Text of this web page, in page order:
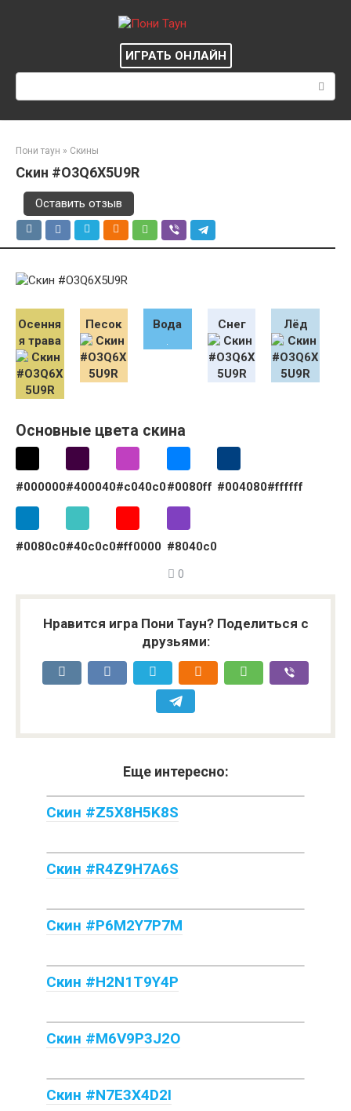
ИГРАТЬ ОНЛАЙН
Пони таун » Скины
Скин #O3Q6X5U9R
Оставить отзыв
Осення
я трава
Песок Вода Снег Лёд
Основные цвета скина
#000000#400040#c040c0#0080ff #004080#ffffff
#0080c0#40c0c0#ff0000 #8040c0
0
Нравится игра Пони Таун? Поделиться с
друзьями:
Еще интересно:
Скин #Z5X8H5K8S
Скин #R4Z9H7A6S
Скин #P6M2Y7P7M
Скин #H2N1T9Y4P
Скин #M6V9P3J2O
Скин #N7E3X4D2I